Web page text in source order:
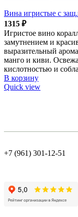
Вина игристые с
1315 ₽
Игристое вино
замутнением и
выразительный
манго и киви.
кислотностью и
В корзину
Quick view
+7 (961) 301-12-51